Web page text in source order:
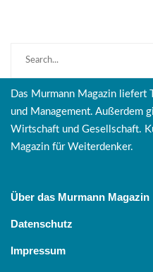
Das Murmann Magazin liefert
und Management. Außerdem
Wirtschaft und Gesellschaft.
Magazin für Weiterdenker.
Über das Murmann Magazin
Datenschutz
Impressum